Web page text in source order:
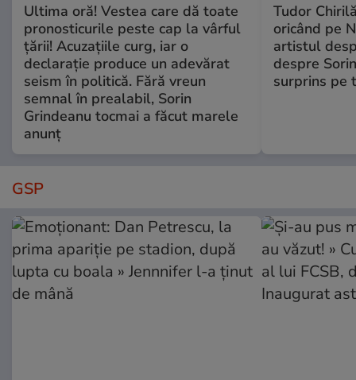
Ultima oră! Vestea care dă toate
pronosticurile peste cap la vârful
țării! Acuzațiile curg, iar o
declarație produce un adevărat
seism în politică. Fără vreun
semnal în prealabil, Sorin
Grindeanu tocmai a făcut marele
anunț
Tudor
oricând pe
artistul
despre
surprins pe
GSP